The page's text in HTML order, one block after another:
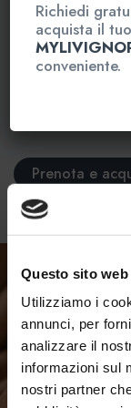
Questo sito
Utilizziamo i
annunci, per
analizzare il
informazioni sul
nostri partner
Durata : 75
Data/ora
Prenota e
Richiedi
acquista il
conveniente.